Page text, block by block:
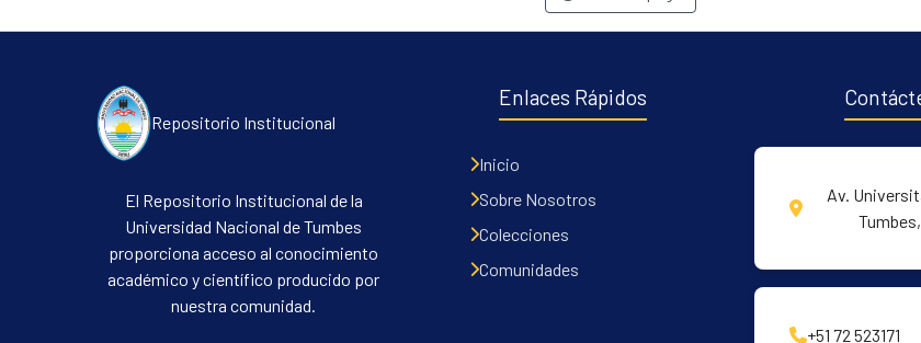
Repositorio Institucional
El Repositorio Institucional de la
Universidad Nacional de Tumbes
proporciona acceso al conocimiento
académico y científico producido por
nuestra comunidad.
Enlaces Rápidos
Inicio
Sobre Nosotros
Colecciones
Comunidades
Av.
+51 72 523171